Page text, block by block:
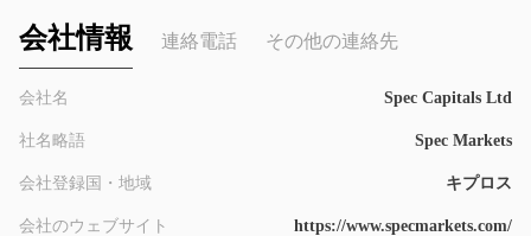
会社情報 連絡電話 その他の連絡先
会社名 Spec Capitals Ltd
社名略語 Spec Markets
会社登録国・地域 キプロス
会社のウェブサイト
https://www.specmarkets.com/